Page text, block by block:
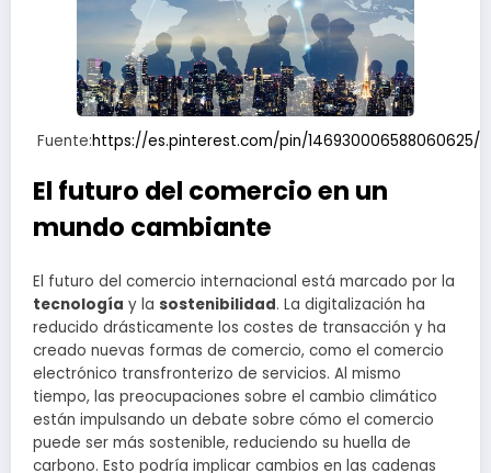
Fuente:https://es.pinterest.com/pin/146930006588060625/
El futuro del comercio en un
mundo cambiante
El futuro del comercio internacional está marcado por la
tecnología y la sostenibilidad. La digitalización ha
reducido drásticamente los costes de transacción y ha
creado nuevas formas de comercio, como el comercio
electrónico transfronterizo de servicios. Al mismo
tiempo, las preocupaciones sobre el cambio climático
están impulsando un debate sobre cómo el comercio
puede ser más sostenible, reduciendo su huella de
carbono. Esto podría implicar cambios en las cadenas